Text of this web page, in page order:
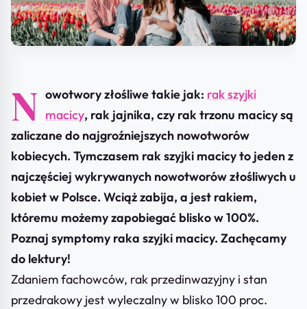
N owotwory złośliwe takie jak: rak szyjki
macicy, rak jajnika, czy rak trzonu macicy są
zaliczane do najgroźniejszych nowotworów
kobiecych. Tymczasem rak szyjki macicy to jeden z
najczęściej wykrywanych nowotworów złośliwych u
kobiet w Polsce. Wciąż zabija, a jest rakiem,
któremu możemy zapobiegać blisko w 100%.
Poznaj symptomy raka szyjki macicy. Zachęcamy
do lektury!
Zdaniem fachowców, rak przedinwazyjny i stan
przedrakowy jest wyleczalny w blisko 100 proc.